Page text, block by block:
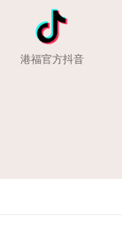
港福官方抖音